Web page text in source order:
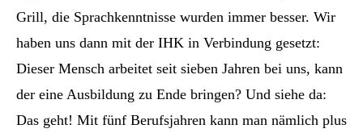
Grill, die Sprachkenntnisse wurden immer besser. Wir
haben uns dann mit der IHK in Verbindung gesetzt:
Dieser Mensch arbeitet seit sieben Jahren bei uns, kann
der eine Ausbildung zu Ende bringen? Und siehe da:
Das geht! Mit fünf Berufsjahren kann man nämlich plus